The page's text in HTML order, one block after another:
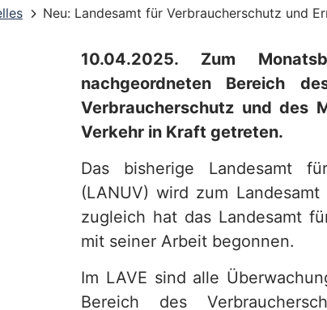
Neu: Landesamt für Verbraucherschutz und
10.04.2025. Zum
nachgeordneten Bereich
Verbraucherschutz und des
Verkehr in Kraft getreten.
Das bisherige Landesamt
(LANUV) wird zum
zugleich hat das Landesamt
mit seiner Arbeit begonnen.
Im LAVE sind alle
Bereich des